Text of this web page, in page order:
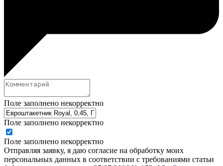
Поле заполнено некорректно
Поле заполнено некорректно
Поле заполнено некорректно
Отправляя заявку, я даю согласие на обработку моих
персональных данных в соответствии с требованиями статьи